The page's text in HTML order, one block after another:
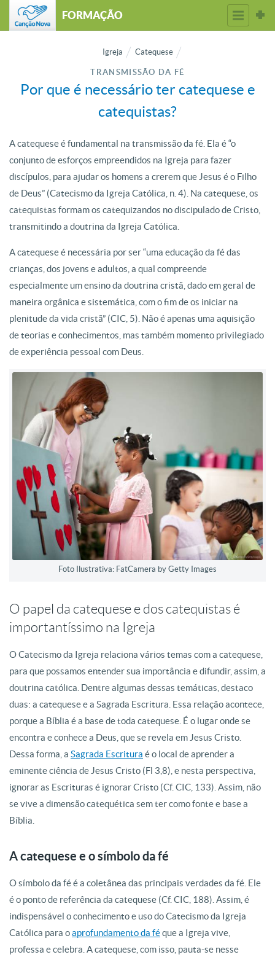
FORMAÇÃO
Igreja Catequese
TRANSMISSÃO DA FÉ
Por que é necessário ter catequese e
catequistas?
A catequese é fundamental na transmissão da fé. Ela é “o
conjunto de esforços empreendidos na Igreja para fazer
discípulos, para ajudar os homens a crerem que Jesus é o Filho
de Deus” (Catecismo da Igreja Católica, n. 4). Na catequese, os
catequistas formam os catequizandos no discipulado de Cristo,
transmitindo a doutrina da Igreja Católica.
A catequese é necessária por ser “uma educação da fé das
crianças, dos jovens e adultos, a qual compreende
especialmente um ensino da doutrina cristã, dado em geral de
maneira orgânica e sistemática, com o fim de os iniciar na
plenitude da vida cristã” (CIC, 5). Não é apenas uma aquisição
de teorias e conhecimentos, mas também momento privilegiado
de experiência pessoal com Deus.
Foto Ilustrativa: FatCamera by Getty Images
O papel da catequese e dos catequistas é
importantíssimo na Igreja
O Catecismo da Igreja relaciona vários temas com a catequese,
para que possamos entender sua importância e difundir, assim, a
doutrina católica. Dentre algumas dessas temáticas, destaco
duas: a catequese e a Sagrada Escritura. Essa relação acontece,
porque a Bíblia é a base de toda catequese. É o lugar onde se
encontra e conhece a Deus, que se revela em Jesus Cristo.
Dessa forma, a Sagrada Escritura é o local de aprender a
eminente ciência de Jesus Cristo (Fl 3,8), e nesta perspectiva,
ignorar as Escrituras é ignorar Cristo (Cf. CIC, 133). Assim, não
se vive a dimensão catequética sem ter como fonte e base a
Bíblia.
A catequese e o símbolo da fé
O símbolo da fé é a coletânea das principais verdades da fé. Ele
é o ponto de referência da catequese (Cf. CIC, 188). Assim, é
indispensável o conhecimento e uso do Catecismo da Igreja
Católica para oaprofundamento da féque a Igreja vive,
professa e celebra. A catequese, com isso, pauta-se nesse